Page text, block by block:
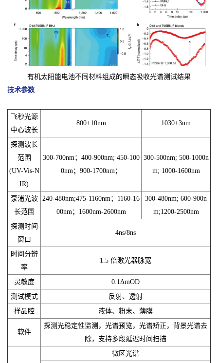
有机太阳能电池不同材料组成的瞬态吸收光谱测试结果
技术参数
飞秒光源
中心波长
800±10nm 1030±3nm
探测波长
范围
(UV-Vis-N
IR)
300-700nm；400-900nm; 450-100
0nm；900-1700nm；
300-500nm; 500-1000n
m; 1000-1600nm
泵浦光波
长范围
240-480nm;475-1160nm；1160-16
00nm；1600nm-2600nm
300-480nm; 600-900n
m;1200-2500nm
探测时间
窗口
4ns/8ns
时间分辨
率
1.5 倍激光器脉宽
灵敏度
0.1ΔmOD
测试模式
反射、透射
样品腔
液体、粉末、薄膜
软件
探测光稳定性监测，光谱预览，光谱矫正，背景光谱去
除，支持多段延迟时间扫描
微区光谱